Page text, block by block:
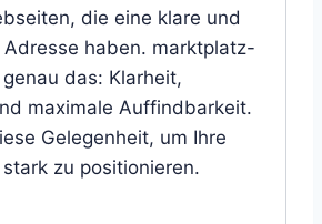
die eine klare und
haben. marktplatz-
das: Klarheit,
maximale Auffindbarkeit.
Gelegenheit, um Ihre
zu positionieren.